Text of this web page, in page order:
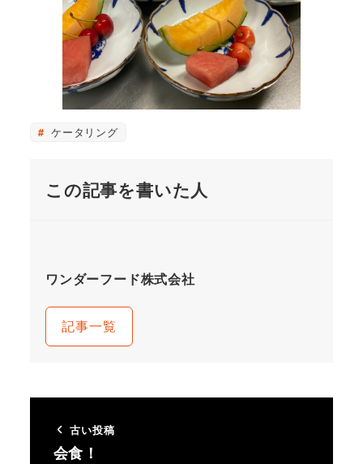
ケータリング
この記事を書いた人
ワンダーフード株式会社
記事一覧
古い投稿
会食！